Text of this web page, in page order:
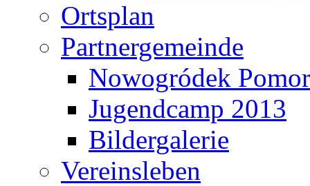
Ortsplan
Partnergemeinde
Nowogródek
Jugendcamp 2013
Bildergalerie
Vereinsleben